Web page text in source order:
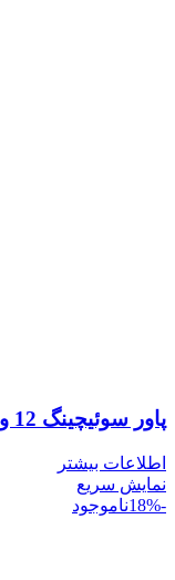
پاور سوئیچینگ 12 ولت 30 آمپر فن دار
اطلاعات بیشتر
نمایش سریع
-18%
ناموجود